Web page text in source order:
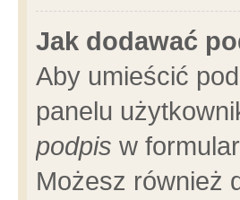
Jak dodawać
Aby umieścić
panelu
podpis w
Możesz również